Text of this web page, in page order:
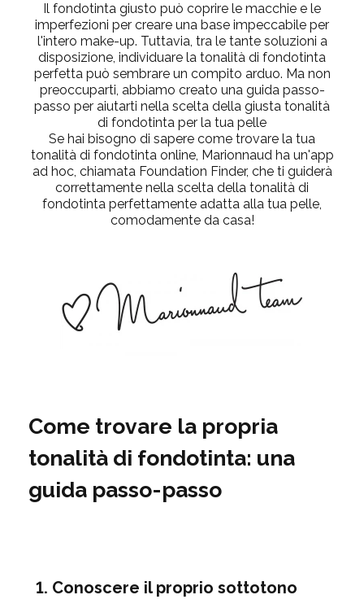
Il fondotinta giusto può coprire le macchie e le
imperfezioni per creare una base impeccabile per
l'intero make-up. Tuttavia, tra le tante soluzioni a
disposizione, individuare la tonalità di fondotinta
perfetta può sembrare un compito arduo. Ma non
preoccuparti, abbiamo creato una guida passo-
passo per aiutarti nella scelta della giusta tonalità
di fondotinta per la tua pelle
Se hai bisogno di sapere come trovare la tua
tonalità di fondotinta online, Marionnaud ha un'app
ad hoc, chiamata Foundation Finder, che ti guiderà
correttamente nella scelta della tonalità di
fondotinta perfettamente adatta alla tua pelle,
comodamente da casa!
Come trovare la propria
tonalità di fondotinta: una
guida passo-passo
1. Conoscere il proprio sottotono